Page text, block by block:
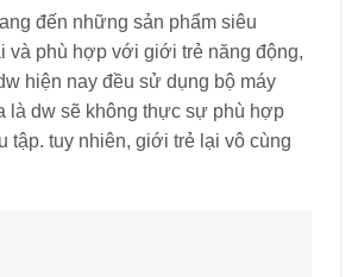
đến những sản phẩm siêu
và phù hợp với giới trẻ năng động,
hiện nay đều sử dụng bộ máy
là dw sẽ không thực sự phù hợp
tập. tuy nhiên, giới trẻ lại vô cùng